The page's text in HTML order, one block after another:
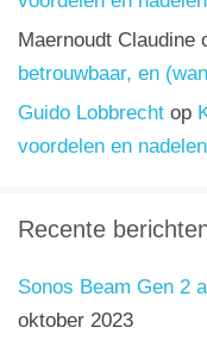
Maernoudt Claudine
betrouwbaar, en
Guido Lobbrecht op
voordelen en
Recente
Sonos Beam Gen 2
oktober 2023